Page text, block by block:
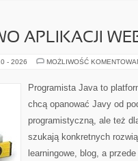
APLIKACJI
- 2026 MOŻLIWOŚĆ
Programista Java to
chcą opanować Javy od
programistyczną, ale też
szukają konkretnych
learningowe, blog, a